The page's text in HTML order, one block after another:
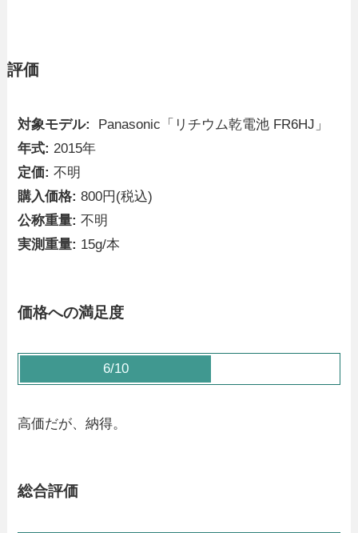
評価
対象モデル:
Panasonic「リチウム乾電池 FR6HJ」
年式: 2015年
定価: 不明
購入価格: 800円(税込)
公称重量: 不明
実測重量: 15g/本
価格への満足度
6/10
高価だが、納得。
総合評価